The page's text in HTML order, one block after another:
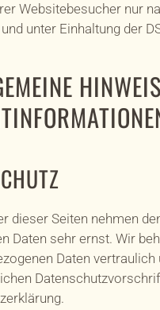
Websitebesucher nur
unter Einhaltung der
dieser Seiten nehmen
Daten sehr ernst. Wir
Daten vertraulich